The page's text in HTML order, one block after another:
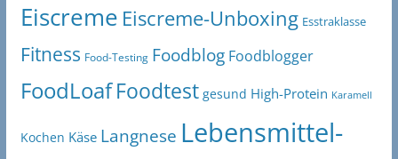
Eiscreme Eiscreme-Unboxing Esstraklasse
Fitness Food-Testing Foodblog Foodblogger
FoodLoaf Foodtest gesund High-Protein Karamell
Kochen Käse Langnese Lebensmittel-